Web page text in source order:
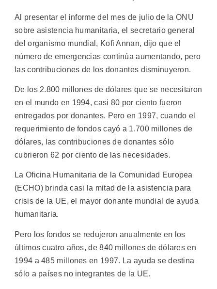
Al presentar el informe del mes de julio de la ONU
sobre asistencia humanitaria, el secretario general
del organismo mundial, Kofi Annan, dijo que el
número de emergencias continúa aumentando, pero
las contribuciones de los donantes disminuyeron.
De los 2.800 millones de dólares que se necesitaron
en el mundo en 1994, casi 80 por ciento fueron
entregados por donantes. Pero en 1997, cuando el
requerimiento de fondos cayó a 1.700 millones de
dólares, las contribuciones de donantes sólo
cubrieron 62 por ciento de las necesidades.
La Oficina Humanitaria de la Comunidad Europea
(ECHO) brinda casi la mitad de la asistencia para
crisis de la UE, el mayor donante mundial de ayuda
humanitaria.
Pero los fondos se redujeron anualmente en los
últimos cuatro años, de 840 millones de dólares en
1994 a 485 millones en 1997. La ayuda se destina
sólo a países no integrantes de la UE.